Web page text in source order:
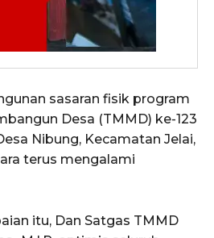
sasaran fisik program
Desa (TMMD) ke-123
Nibung, Kecamatan Jelai,
terus mengalami
itu, Dan Satgas TMMD